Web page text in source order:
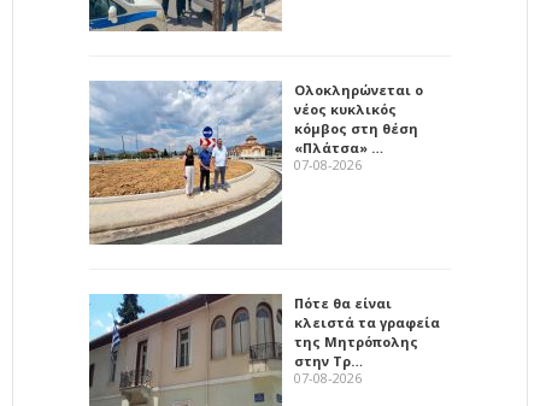
Ολοκληρώνεται ο
νέος κυκλικός
κόμβος στη θέση
«Πλάτσα» …
07-08-2026
Πότε θα είναι
κλειστά τα γραφεία
της Μητρόπολης
στην Τρ…
07-08-2026